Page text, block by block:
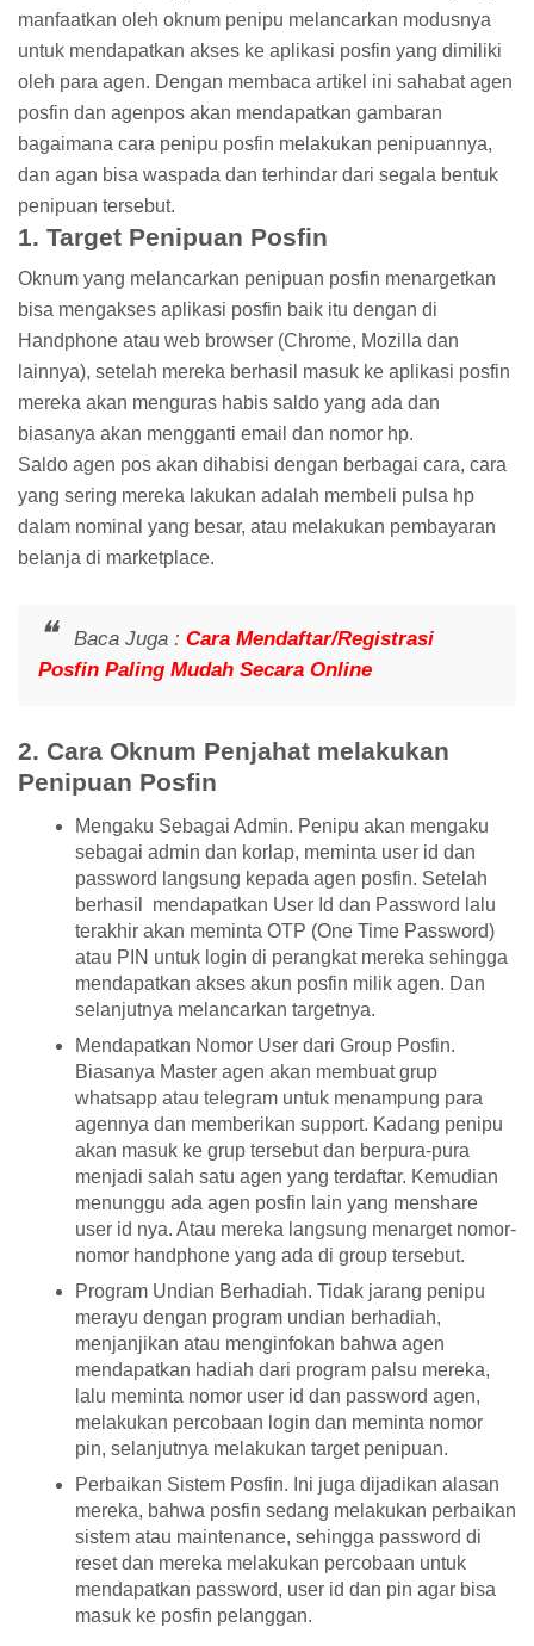
manfaatkan oleh oknum penipu melancarkan modusnya
untuk mendapatkan akses ke aplikasi posfin yang dimiliki
oleh para agen. Dengan membaca artikel ini sahabat agen
posfin dan agenpos akan mendapatkan gambaran
bagaimana cara penipu posfin melakukan penipuannya,
dan agan bisa waspada dan terhindar dari segala bentuk
penipuan tersebut.
1. Target Penipuan Posfin
Oknum yang melancarkan penipuan posfin menargetkan
bisa mengakses aplikasi posfin baik itu dengan di
Handphone atau web browser (Chrome, Mozilla dan
lainnya), setelah mereka berhasil masuk ke aplikasi posfin
mereka akan menguras habis saldo yang ada dan
biasanya akan mengganti email dan nomor hp.
Saldo agen pos akan dihabisi dengan berbagai cara, cara
yang sering mereka lakukan adalah membeli pulsa hp
dalam nominal yang besar, atau melakukan pembayaran
belanja di marketplace.
Baca Juga : Cara Mendaftar/Registrasi
Posfin Paling Mudah Secara Online
2. Cara Oknum Penjahat melakukan
Penipuan Posfin
Mengaku Sebagai Admin. Penipu akan mengaku
sebagai admin dan korlap, meminta user id dan
password langsung kepada agen posfin. Setelah
berhasil mendapatkan User Id dan Password lalu
terakhir akan meminta OTP (One Time Password)
atau PIN untuk login di perangkat mereka sehingga
mendapatkan akses akun posfin milik agen. Dan
selanjutnya melancarkan targetnya.
Mendapatkan Nomor User dari Group Posfin.
Biasanya Master agen akan membuat grup
whatsapp atau telegram untuk menampung para
agennya dan memberikan support. Kadang penipu
akan masuk ke grup tersebut dan berpura-pura
menjadi salah satu agen yang terdaftar. Kemudian
menunggu ada agen posfin lain yang menshare
user id nya. Atau mereka langsung menarget nomor-
nomor handphone yang ada di group tersebut.
Program Undian Berhadiah. Tidak jarang penipu
merayu dengan program undian berhadiah,
menjanjikan atau menginfokan bahwa agen
mendapatkan hadiah dari program palsu mereka,
lalu meminta nomor user id dan password agen,
melakukan percobaan login dan meminta nomor
pin, selanjutnya melakukan target penipuan.
Perbaikan Sistem Posfin. Ini juga dijadikan alasan
mereka, bahwa posfin sedang melakukan perbaikan
sistem atau maintenance, sehingga password di
reset dan mereka melakukan percobaan untuk
mendapatkan password, user id dan pin agar bisa
masuk ke posfin pelanggan.